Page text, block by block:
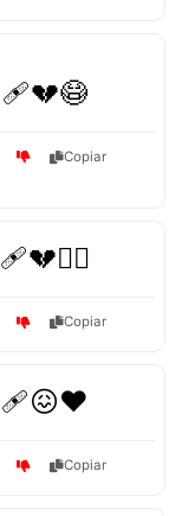
🩹💔😷
Copiar
🩹💔🧑‍⚕️
Copiar
🩹😖❤️
Copiar